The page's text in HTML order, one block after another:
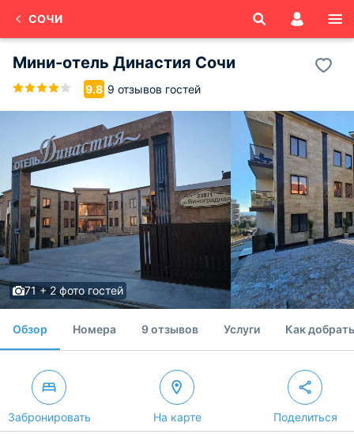
СОЧИ
Мини-отель Династия Сочи
9.8 9 отзывов гостей
71 + 2 фото гостей
Обзор Номера 9 отзывов Услуги Как
Забронировать На карте Поделиться